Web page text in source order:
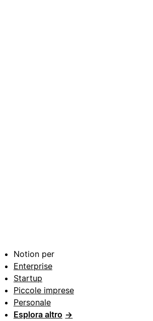
Notion per
Enterprise
Startup
Piccole imprese
Personale
Esplora altro →